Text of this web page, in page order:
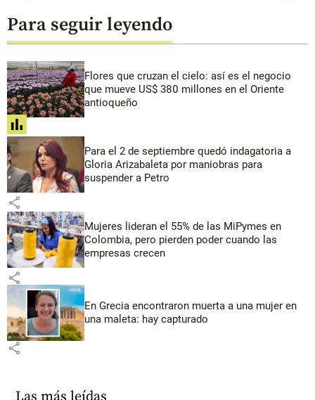
Para seguir leyendo
Flores que cruzan el cielo: así es el negocio
que mueve US$ 380 millones en el Oriente
antioqueño
share
Para el 2 de septiembre quedó indagatoria a
Gloria Arizabaleta por maniobras para
suspender a Petro
share
Mujeres lideran el 55% de las MiPymes en
Colombia, pero pierden poder cuando las
empresas crecen
share
En Grecia encontraron muerta a una mujer en
una maleta: hay capturado
share